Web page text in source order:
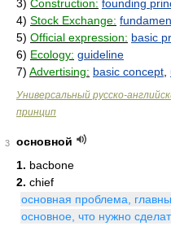
3) Construction: founding
4) Stock Exchange:
5) Official expression: basic
6) Ecology: guideline
7) Advertising: basic concept
Универсальный русско-
принцип
3
основной
1. bacbone
2. chief
основная проблема,
основное, что нужно